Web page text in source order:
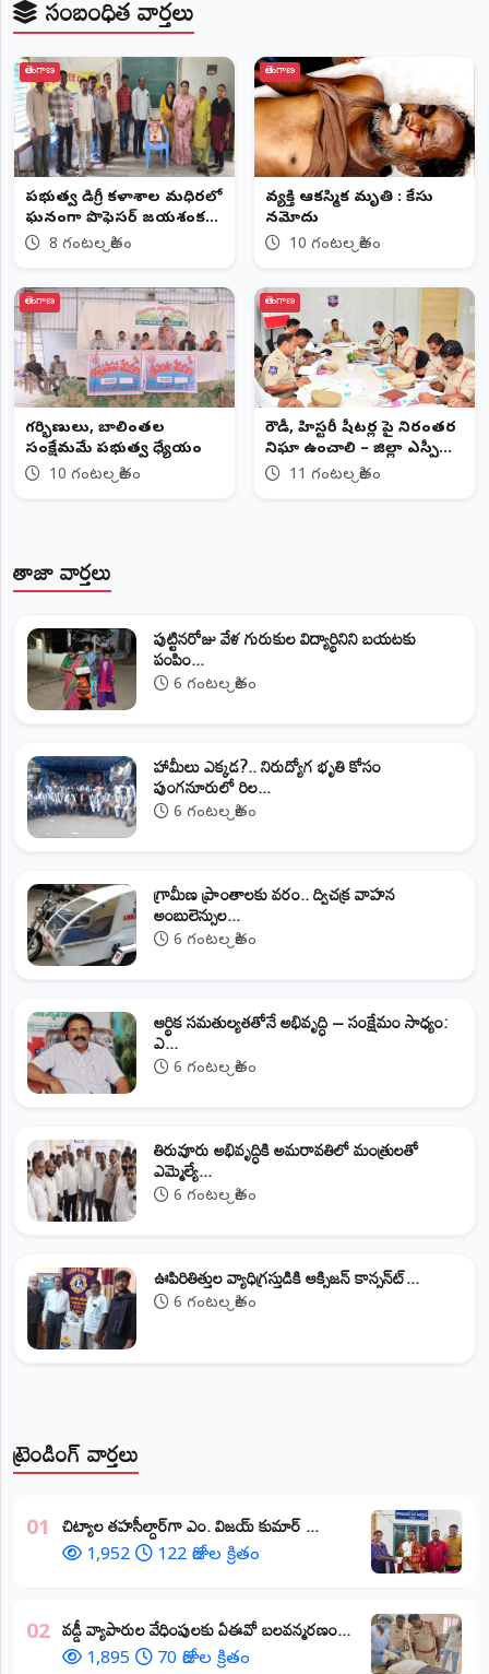
ట్రెండింగ్ వార్తలు
01 ​చిట్యాల తహసీల్దార్‌గా ఎం. విజయ్ కుమార్ ...
1,952 122 రోజుల క్రితం
02 వడ్డీ వ్యాపారుల వేధింపులకు ఏఈవో బలవన్మరణం...
1,895 70 రోజుల క్రితం
సంబంధిత వార్తలు
తెలంగాణ
ప్రభుత్వ డిగ్రీ కళాశాల మధిరలో
ఘనంగా ప్రొఫెసర్ జయశంకర్
జయంతి వేడుకలు
8 గంటల క్రితం
తెలంగాణ
వ్యక్తి ఆకస్మిక మృతి : కేసు
నమోదు
10 గంటల క్రితం
తెలంగాణ
గర్భిణులు, బాలింతల
సంక్షేమమే ప్రభుత్వ ధ్యేయం
10 గంటల క్రితం
తెలంగాణ
రౌడీ, హిస్టరీ షీటర్ల పై నిరంతర
నిఘా ఉంచాలి – జిల్లా ఎస్పీ
అశోక్ కుమార్, ఐపీఎస్....
11 గంటల క్రితం
తాజా వార్తలు
పుట్టినరోజు వేళ గురుకుల విద్యార్థినిని బయటకు
పంపిం...
6 గంటల క్రితం
హామీలు ఎక్కడ?.. నిరుద్యోగ భృతి కోసం
పుంగనూరులో రిల...
6 గంటల క్రితం
గ్రామీణ ప్రాంతాలకు వరం.. ద్విచక్ర వాహన
అంబులెన్సుల...
6 గంటల క్రితం
ఆర్థిక సమతుల్యతతోనే అభివృద్ధి – సంక్షేమం సాధ్యం:
ఎ...
6 గంటల క్రితం
తిరువూరు అభివృద్ధికి అమరావతిలో మంత్రులతో
ఎమ్మెల్యే...
6 గంటల క్రితం
ఊపిరితిత్తుల వ్యాధిగ్రస్తుడికి ఆక్సిజన్ కాన్సన్‌ట్...
6 గంటల క్రితం